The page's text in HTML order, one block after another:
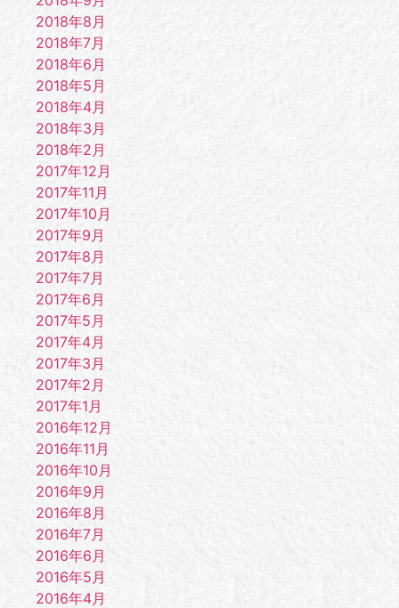
2018年8月
2018年7月
2018年6月
2018年5月
2018年4月
2018年3月
2018年2月
2017年12月
2017年11月
2017年10月
2017年9月
2017年8月
2017年7月
2017年6月
2017年5月
2017年4月
2017年3月
2017年2月
2017年1月
2016年12月
2016年11月
2016年10月
2016年9月
2016年8月
2016年7月
2016年6月
2016年5月
2016年4月